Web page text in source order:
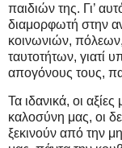
παιδιών της. Γι’
διαμορφωτή στην
κοινωνιών,
ταυτοτήτων, γιατί
απογόνους τους,
Τα ιδανικά, οι
καλοσύνη μας, οι
ξεκινούν από την